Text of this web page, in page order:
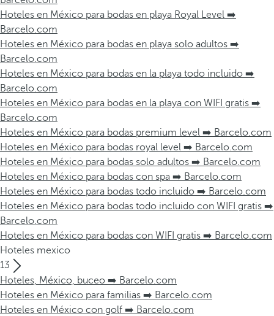
Hoteles en México para bodas en playa Royal Level ➡️
Barcelo.com
Hoteles en México para bodas en playa solo adultos ➡️
Barcelo.com
Hoteles en México para bodas en la playa todo incluido ➡️
Barcelo.com
Hoteles en México para bodas en la playa con WIFI gratis ➡️
Barcelo.com
Hoteles en México para bodas premium level ➡️ Barcelo.com
Hoteles en México para bodas royal level ➡️ Barcelo.com
Hoteles en México para bodas solo adultos ➡️ Barcelo.com
Hoteles en México para bodas con spa ➡️ Barcelo.com
Hoteles en México para bodas todo incluido ➡️ Barcelo.com
Hoteles en México para bodas todo incluido con WIFI gratis ➡️
Barcelo.com
Hoteles en México para bodas con WIFI gratis ➡️ Barcelo.com
Hoteles mexico
13
Hoteles, México, buceo ➡️ Barcelo.com
Hoteles en México para familias ➡️ Barcelo.com
Hoteles en México con golf ➡️ Barcelo.com